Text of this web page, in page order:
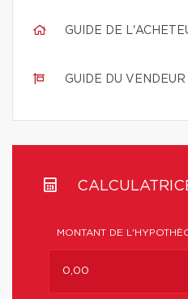
GUIDE DE
GUIDE DU VENDEUR
MONTANT DE